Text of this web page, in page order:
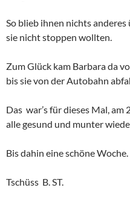
So blieb ihnen nichts
sie nicht stoppen wollten.
Zum Glück kam Barbara da
bis sie von der Autobahn
Das war’s für dieses Mal,
alle gesund und munter
Bis dahin eine schöne Woche.
Tschüss B. ST.